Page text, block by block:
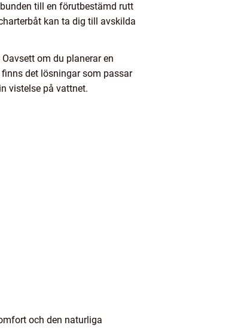
till en förutbestämd rutt
kan ta dig till avskilda
om du planerar en
det lösningar som passar
vistelse på vattnet.
och den naturliga